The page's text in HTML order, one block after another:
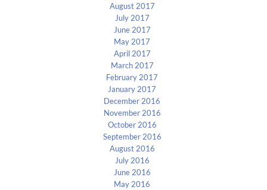
August 2017
July 2017
June 2017
May 2017
April 2017
March 2017
February 2017
January 2017
December 2016
November 2016
October 2016
September 2016
August 2016
July 2016
June 2016
May 2016